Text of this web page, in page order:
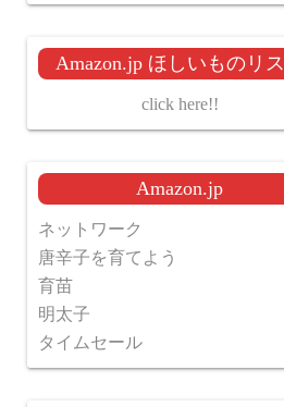
Amazon.jp ほしいものリ
click here!!
Amazon.jp
ネットワーク
唐辛子を育てよう
育苗
明太子
タイムセール